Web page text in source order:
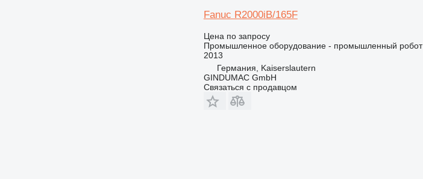
Fanuc R2000iB/165F
Цена по запросу
Промышленное оборудование - промышленный робот
2013
Германия, Kaiserslautern
GINDUMAC GmbH
Связаться с продавцом